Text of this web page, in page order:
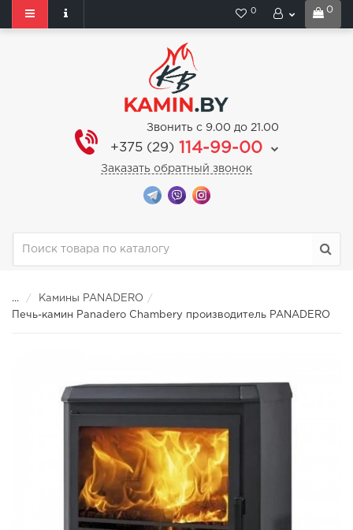
0
0
Звонить с 9.00 до 21.00
+375 (29) 114-99-00
Заказать обратный звонок
...
Камины PANADERO
Печь-камин Panadero Chambery производитель PANADERO